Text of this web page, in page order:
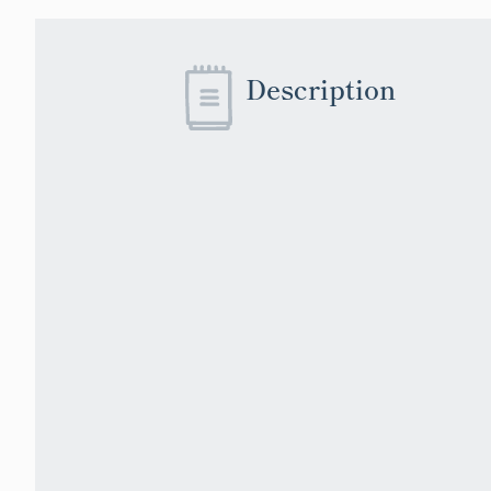
Description